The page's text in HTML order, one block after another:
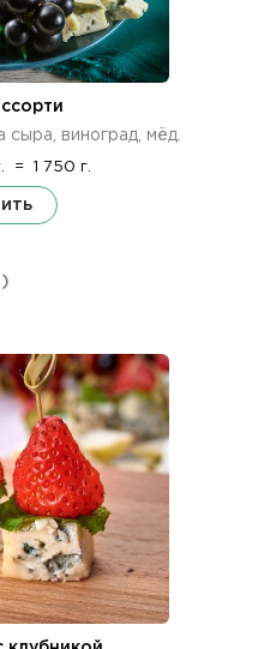
сыра, виноград, мёд.
= 1 750 г.